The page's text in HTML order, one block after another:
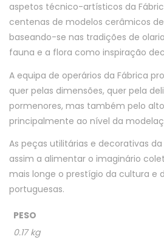
aspetos técnico-artísticos da
centenas de modelos cerâmicos
baseando-se nas tradições de
fauna e a flora como inspiração
A equipa de operários da Fábrica
quer pelas dimensões, quer pela
pormenores, mas também pelo
principalmente ao nível da
As peças utilitárias e decorativas
assim a alimentar o imaginário
mais longe o prestígio da cultura e
portuguesas.
PESO
0.17 kg